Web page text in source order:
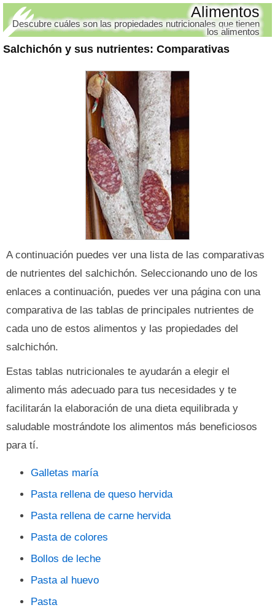
Salchichón y sus nutrientes: Comparativas
Alimentos
Descubre cuáles son las propiedades nutricionales que tienen
los alimentos
A continuación puedes ver una lista de las comparativas
de nutrientes del salchichón. Seleccionando uno de los
enlaces a continuación, puedes ver una página con una
comparativa de las tablas de principales nutrientes de
cada uno de estos alimentos y las propiedades del
salchichón.
Estas tablas nutricionales te ayudarán a elegir el
alimento más adecuado para tus necesidades y te
facilitarán la elaboración de una dieta equilibrada y
saludable mostrándote los alimentos más beneficiosos
para tí.
Galletas maría
Pasta rellena de queso hervida
Pasta rellena de carne hervida
Pasta de colores
Bollos de leche
Pasta al huevo
Pasta